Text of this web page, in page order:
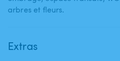
arbres et fleurs.
Extras